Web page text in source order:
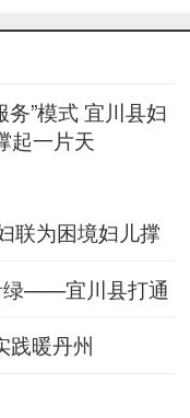
宜川县妇
起一片天
联为困境妇儿撑
绿——宜川县打通
践暖丹州